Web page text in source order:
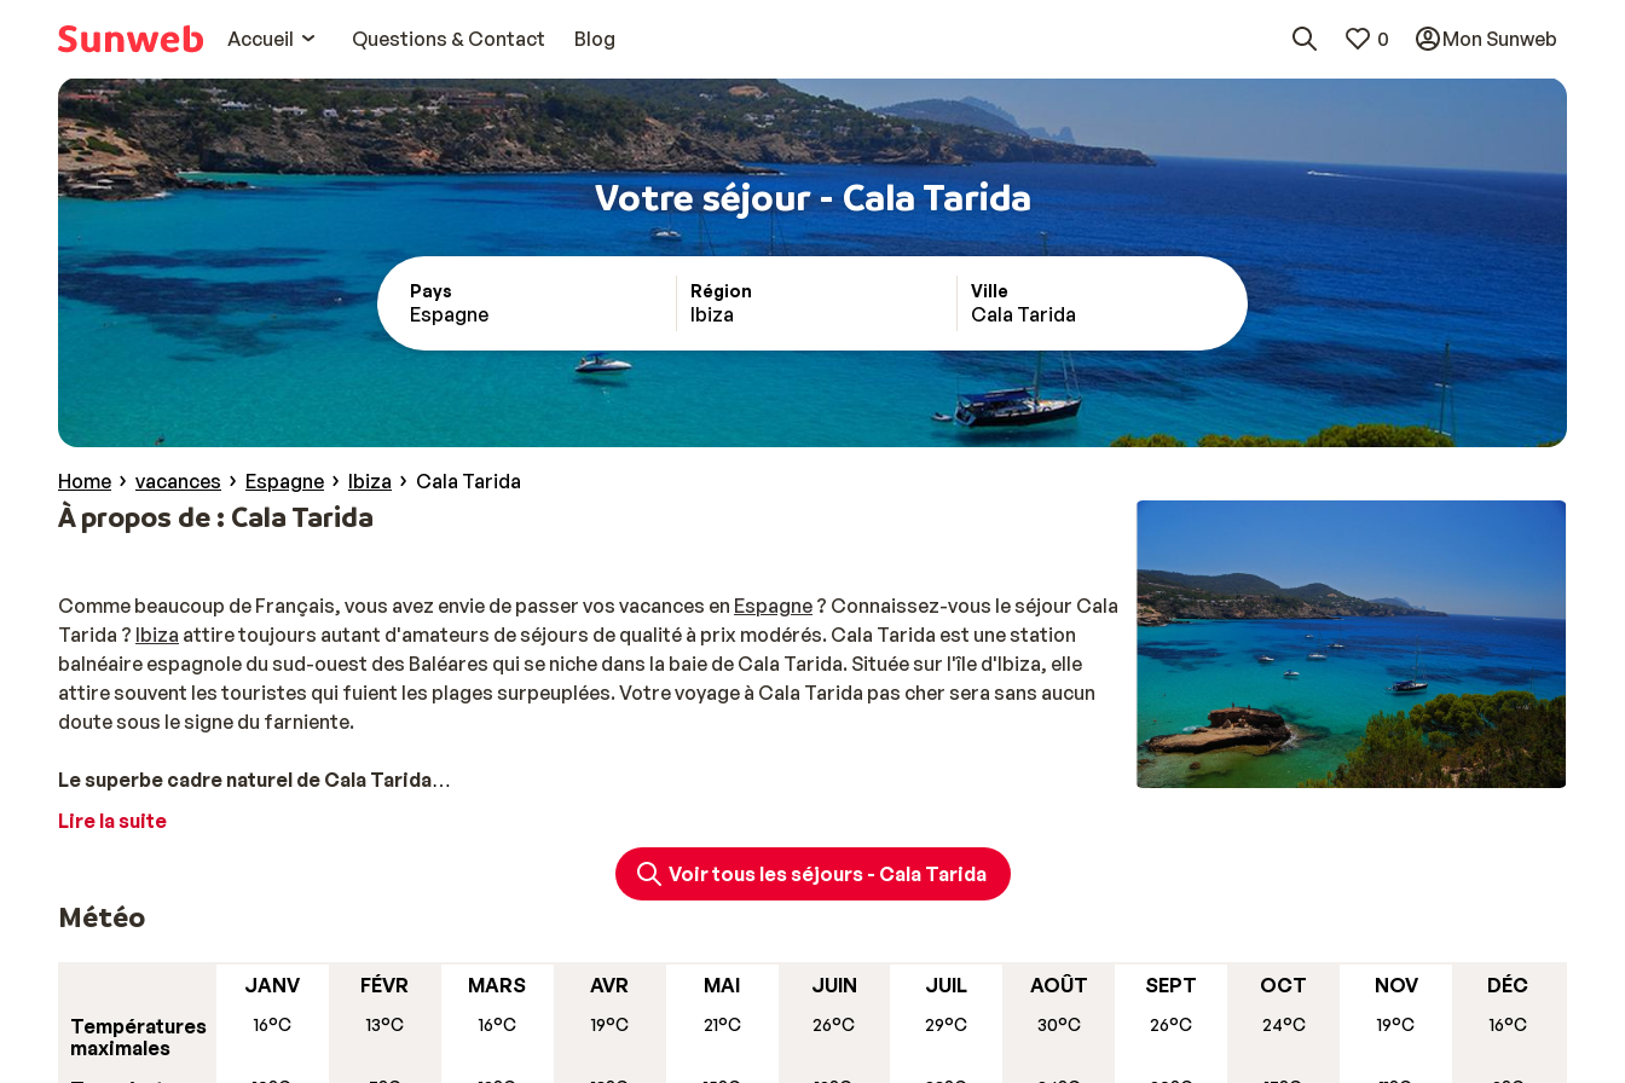
Accueil
Questions & Contact Blog 0 Mon Sunweb
Votre séjour - Cala Tarida
Pays
Espagne
Région
Ibiza
Ville
Cala Tarida
Home vacances Espagne Ibiza Cala Tarida
À propos de : Cala Tarida
Comme beaucoup de Français, vous avez envie de passer vos vacances en Espagne ? Connaissez-vous le séjour Cala
Tarida ? Ibiza attire toujours autant d'amateurs de séjours de qualité à prix modérés. Cala Tarida est une station
balnéaire espagnole du sud-ouest des Baléares qui se niche dans la baie de Cala Tarida. Située sur l'île d'Ibiza, elle
attire souvent les touristes qui fuient les plages surpeuplées. Votre voyage à Cala Tarida pas cher sera sans aucun
doute sous le signe du farniente.
Le superbe cadre naturel de Cala Tarida
comme à Cala Tarida vous offre une plage exceptionnelle, entourée d'espaces naturels ? Des criques d'une grande
beauté, des eaux turquoise non polluées, Cala Tarida devrait vous plaire en particulier si vous êtes amateur de plongée
sous-marine. Un séjour à Cala Tarida tout compris, c'est pour vous l'assurance de passer de bonnes vacances dans
vous satisfaire. Généralement, compte tenu de la qualité des infrastructures, les tarifs proposés sont modérés et
même souvent bon marché. Choisissez selon vos goûts un hôtel romantique, un hôtel de plage avec SPA ou golf.
Lire la suite
Voir tous les séjours - Cala Tarida
Météo
Températures
maximales
JANV
16°C
FÉVR
13°C
MARS
16°C
AVR
19°C
MAI
21°C
JUIN
26°C
JUIL
29°C
AOÛT
30°C
SEPT
26°C
OCT
24°C
NOV
19°C
DÉC
16°C